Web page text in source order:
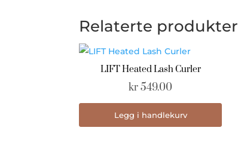
Relaterte produkter
LIFT Heated Lash Curler
kr549.00
Legg i handlekurv